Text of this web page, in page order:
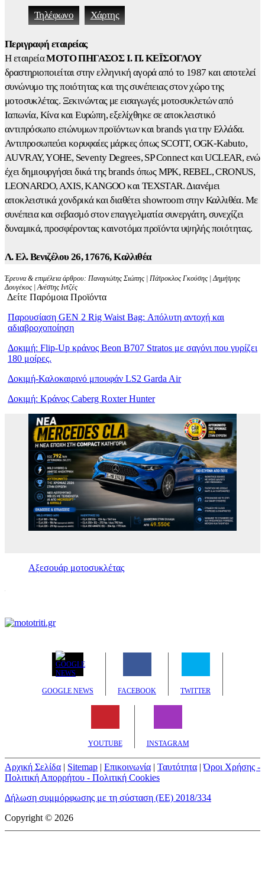
Τηλέφωνο Χάρτης
Περιγραφή εταιρείας
Η εταιρείαΜΟΤΟ ΠΗΓΑΣΟΣ Ι. Π. ΚΕΪΣΟΓΛΟΥ
δραστηριοποιείται στην ελληνική αγορά από το 1987 και αποτελεί
συνώνυμο της ποιότητας και της συνέπειας στον χώρο της
μοτοσυκλέτας. Ξεκινώντας με εισαγωγές μοτοσυκλετών από
Ιαπωνία, Κίνα και Ευρώπη, εξελίχθηκε σε αποκλειστικό
αντιπρόσωπο επώνυμων προϊόντων και brands για την Ελλάδα.
Αντιπροσωπεύει κορυφαίες μάρκες όπως SCOTT, OGK-Kabuto,
AUVRAY, YOHE, Seventy Degrees, SP Connect και UCLEAR, ενώ
έχει δημιουργήσει δικά της brands όπως MPK, REBEL, CRONUS,
LEONARDO, AXIS, KANGOO και TEXSTAR. Διανέμει
αποκλειστικά χονδρικά και διαθέτει showroom στην Καλλιθέα. Με
συνέπεια και σεβασμό στον επαγγελματία συνεργάτη, συνεχίζει
δυναμικά, προσφέροντας καινοτόμα προϊόντα υψηλής ποιότητας.
Λ. Ελ. Βενιζέλου 26, 17676, Καλλιθέα
Έρευνα & επιμέλεια άρθρου: Παναγιώτης Σιώπης | Πάτροκλος Γκούσης | Δημήτρης
Δουγέκος | Ανέστης Ιντζές
Δείτε Παρόμοια Προϊόντα
Παρουσίαση GEN 2 Rig Waist Bag: Απόλυτη αντοχή και
αδιαβροχοποίηση
Δοκιμή: Flip-Up κράνος Beon B707 Stratos με σαγόνι που γυρίζει
180 μοίρες.
Δοκιμή-Καλοκαιρινό μπουφάν LS2 Garda Air
Δοκιμή: Κράνος Caberg Roxter Hunter
Αξεσουάρ μοτοσυκλέτας
GOOGLE NEWS FACEBOOK TWITTER
YOUTUBE INSTAGRAM
Αρχική Σελίδα | Sitemap | Επικοινωνία | Ταυτότητα |Όροι Χρήσης -
Πολιτική Απορρήτου - Πολιτική Cookies
Δήλωση συμμόρφωσης με τη σύσταση (ΕΕ) 2018/334
Copyright © 2026